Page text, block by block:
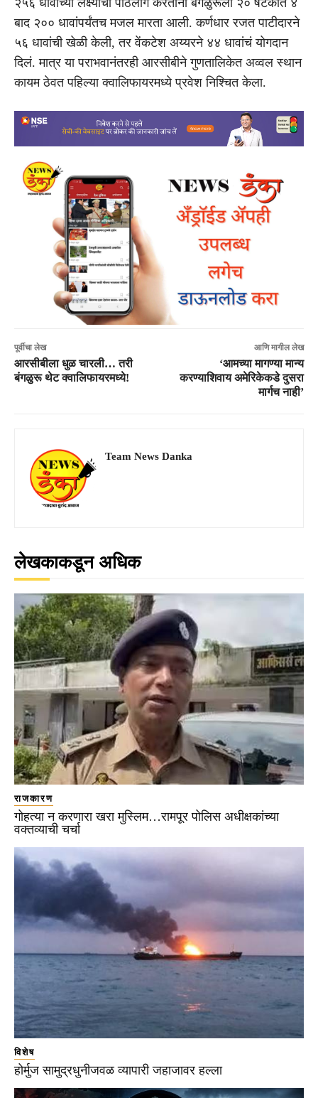
बाद २०० धावांपर्यंतच मजल मारता आली. कर्णधार रजत पाटीदारने
५६ धावांची खेळी केली, तर वेंकटेश अय्यरने ४४ धावांचं योगदान
दिलं. मात्र या पराभवानंतरही आरसीबीने गुणतालिकेत अव्वल स्थान
कायम ठेवत पहिल्या क्वालिफायरमध्ये प्रवेश निश्चित केला.
पूर्वीचा लेख
आरसीबीला धुळ चारली… तरी
बंगळुरू थेट क्वालिफायरमध्ये!
आणि मागील लेख
‘आमच्या मागण्या मान्य
करण्याशिवाय अमेरिकेकडे दुसरा
मार्गच नाही’
Team News Danka
लेखकाकडून अधिक
राजकारण
गोहत्या न करणारा खरा मुस्लिम…रामपूर पोलिस अधीक्षकांच्या
वक्तव्याची चर्चा
विशेष
होर्मुज सामुद्रधुनीजवळ व्यापारी जहाजावर हल्ला